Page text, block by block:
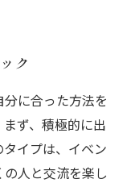
ク
に合った方法を
ず、積極的に出
イプは、イベン
人と交流を楽し